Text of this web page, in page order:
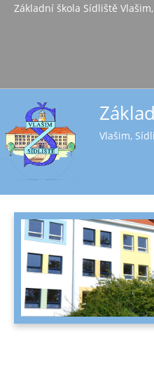
Základní škola Sídliště
Vlašim,